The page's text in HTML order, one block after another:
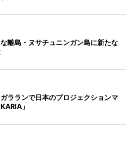
離島・ヌサチュニンガン島に新たな
ラランで日本のプロジェクションマ
」